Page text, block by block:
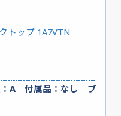
トップ 1A7VTN
：A 付属品：なし ブ